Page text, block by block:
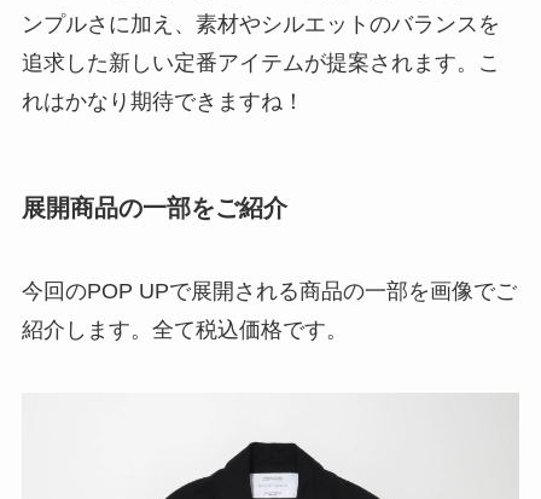
ンプルさに加え、素材やシルエットのバランスを
追求した新しい定番アイテムが提案されます。こ
れはかなり期待できますね！
展開商品の一部をご紹介
今回のPOP UPで展開される商品の一部を画像でご
紹介します。全て税込価格です。